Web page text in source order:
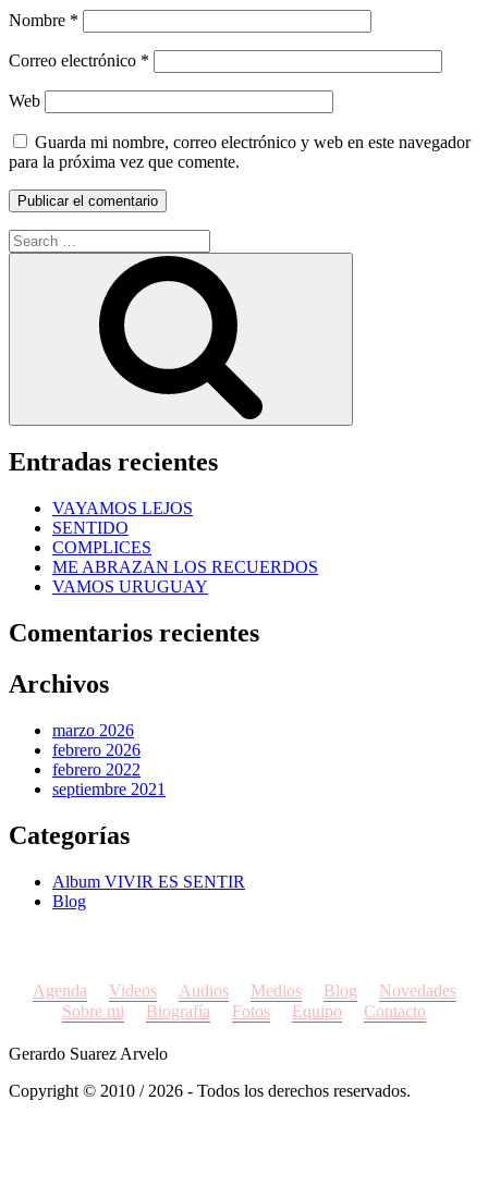
Nombre *
Correo electrónico *
Web
Guarda mi nombre, correo electrónico y web en este navegador
para la próxima vez que comente.
Search
for:
Entradas recientes
VAYAMOS LEJOS
SENTIDO
COMPLICES
ME ABRAZAN LOS RECUERDOS
VAMOS URUGUAY
Comentarios recientes
Archivos
marzo 2026
febrero 2026
febrero 2022
septiembre 2021
Categorías
Album VIVIR ES SENTIR
Blog
Agenda Videos Audios Medios Blog
Novedades
Sobre mi
Biografía Fotos Equipo Contacto
Gerardo Suarez Arvelo
Copyright © 2010 / 2026 - Todos los derechos reservados.